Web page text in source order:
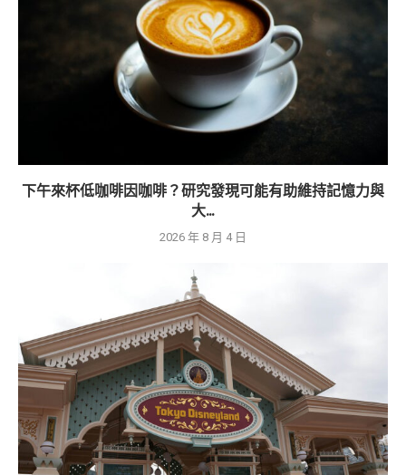
下午來杯低咖啡因咖啡？研究發現可能有助維持記憶力與
大...
2026 年 8 月 4 日